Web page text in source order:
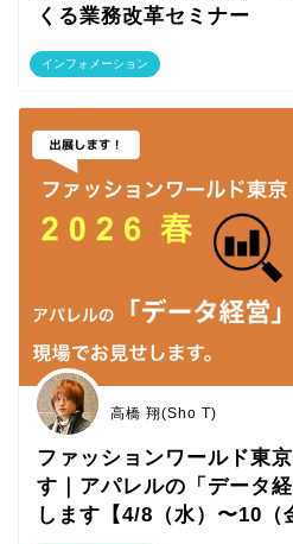
インフォメーション
くる業務改革セミナー
高橋 翔(Sho T)
ファッションワールド東
す｜アパレルの「データ
します【4/8（水）〜10（